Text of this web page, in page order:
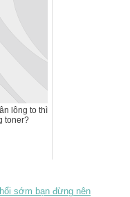
lông to thì
toner?
sớm bạn đừng nên